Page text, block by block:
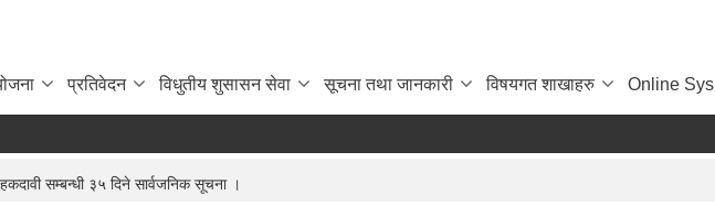
प्रतिवेदन विधुतीय शुसासन सेवा सूचना तथा जानकारी विषयगत शाखाहरु Online Sys
सम्बन्धी ३५ दिने सार्वजनिक सूचना ।